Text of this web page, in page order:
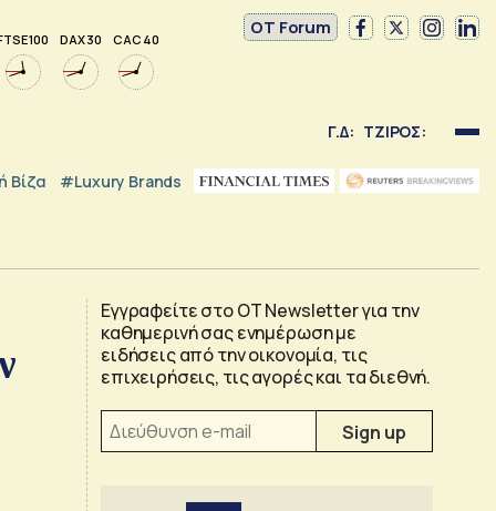
100 DAX 30 CAC 40
OT Forum
Γ.Δ: ΤΖΙΡΟΣ:
Βίζα #luxury Brands
Εγγραφείτε στο OT Newsletter για την
καθημερινή σας ενημέρωση με
ειδήσεις από την οικονομία, τις
επιχειρήσεις, τις αγορές και τα διεθνή.